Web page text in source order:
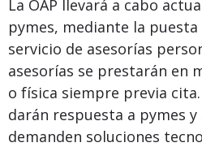
La OAP llevará a cabo
pymes, mediante la
servicio de asesorías
asesorías se prestarán en
o física siempre previa
darán respuesta a pymes
demanden soluciones